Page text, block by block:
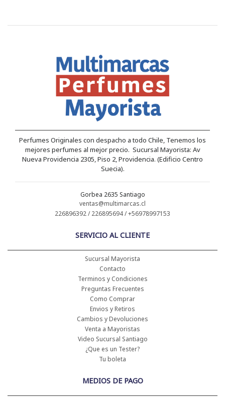
Perfumes Originales con despacho a todo Chile, Tenemos los
mejores perfumes al mejor precio. Sucursal Mayorista: Av
Nueva Providencia 2305, Piso 2, Providencia. (Edificio Centro
Suecia).
Gorbea 2635 Santiago
ventas@multimarcas.cl
226896392 / 226895694 / +56978997153
SERVICIO AL CLIENTE
Sucursal Mayorista
Contacto
Terminos y Condiciones
Preguntas Frecuentes
Como Comprar
Envios y Retiros
Cambios y Devoluciones
Venta a Mayoristas
Video Sucursal Santiago
¿Que es un Tester?
Tu boleta
MEDIOS DE PAGO